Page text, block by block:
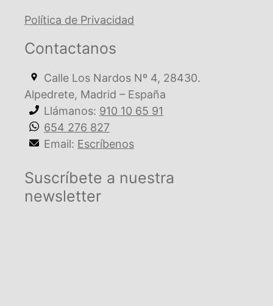
Política de Privacidad
Contactanos
Calle Los Nardos Nº 4, 28430.
Alpedrete, Madrid – España
Llámanos: 910 10 65 91
654 276 827
Email: Escríbenos
Suscríbete a nuestra
newsletter